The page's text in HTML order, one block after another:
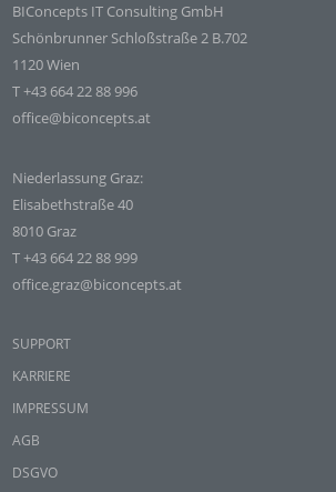
BIConcepts IT Consulting GmbH
Schönbrunner Schloßstraße 2 B.702
1120 Wien
T +43 664 22 88 996
office@biconcepts.at
Niederlassung Graz:
Elisabethstraße 40
8010 Graz
T +43 664 22 88 999
office.graz@biconcepts.at
SUPPORT
KARRIERE
IMPRESSUM
AGB
DSGVO